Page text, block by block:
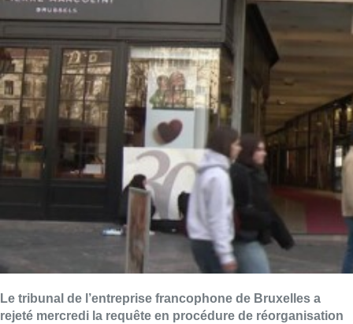
Le tribunal de l’entreprise francophone de Bruxelles a
rejeté mercredi la requête en procédure de réorganisation